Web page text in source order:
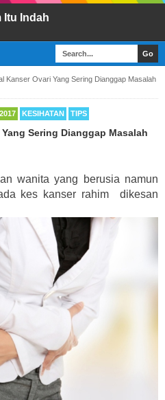
Itu Indah
Kanser Ovari Yang Sering Dianggap Masalah
KESIHATAN TIPS
Sering Dianggap Masalah
wanita yang berusia namun
kes kanser rahim dikesan